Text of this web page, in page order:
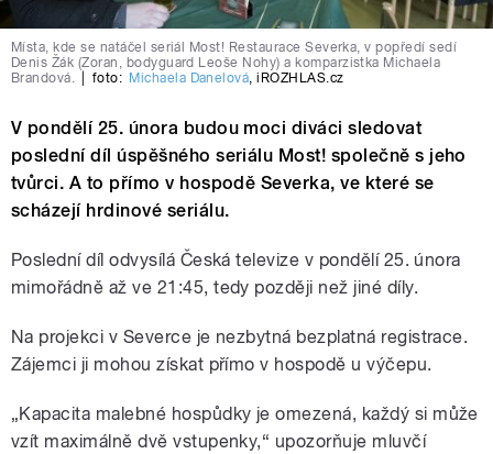
Místa, kde se natáčel seriál Most! Restaurace Severka, v popředí sedí
Denis Žák (Zoran, bodyguard Leoše Nohy) a komparzistka Michaela
Brandová.
foto: Michaela Danelová,iROZHLAS.cz
V pondělí 25. února budou moci diváci sledovat
poslední díl úspěšného seriálu Most! společně s jeho
tvůrci. A to přímo v hospodě Severka, ve které se
scházejí hrdinové seriálu.
Poslední díl odvysílá Česká televize v pondělí 25. února
mimořádně až ve 21:45, tedy později než jiné díly.
Na projekci v Severce je nezbytná bezplatná registrace.
Zájemci ji mohou získat přímo v hospodě u výčepu.
„Kapacita malebné hospůdky je omezená, každý si může
vzít maximálně dvě vstupenky,“ upozorňuje mluvčí